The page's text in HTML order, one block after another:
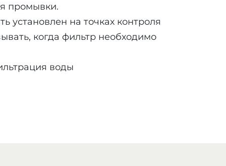
промывки.
установлен на точках контроля
когда фильтр необходимо
воды